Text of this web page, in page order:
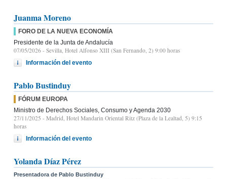
Juanma Moreno
FORO DE LA NUEVA ECONOMÍA
Presidente de la Junta de Andalucía
07/05/2026 - Sevilla, Hotel Alfonso XIII (San Fernando, 2) 9:00 horas
Información del evento
Pablo Bustinduy
FÓRUM EUROPA
Ministro de Derechos Sociales, Consumo y Agenda 2030
27/11/2025 - Madrid, Hotel Mandarin Oriental Ritz (Plaza de la Lealtad, 5) 9:15
horas
Información del evento
Yolanda Díaz Pérez
Presentadora de Pablo Bustinduy